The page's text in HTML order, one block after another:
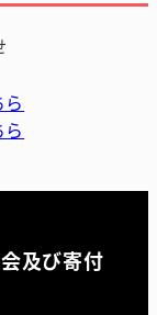
及び寄付